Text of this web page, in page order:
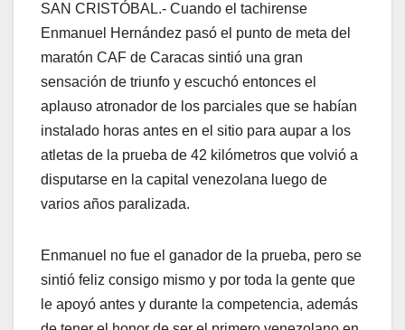
SAN CRISTÓBAL.- Cuando el tachirense
Enmanuel Hernández pasó el punto de meta del
maratón CAF de Caracas sintió una gran
sensación de triunfo y escuchó entonces el
aplauso atronador de los parciales que se habían
instalado horas antes en el sitio para aupar a los
atletas de la prueba de 42 kilómetros que volvió a
disputarse en la capital venezolana luego de
varios años paralizada.
Enmanuel no fue el ganador de la prueba, pero se
sintió feliz consigo mismo y por toda la gente que
le apoyó antes y durante la competencia, además